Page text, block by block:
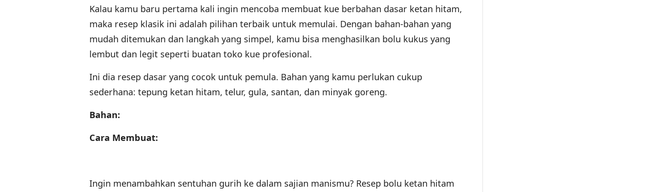
Kalau kamu baru pertama kali ingin mencoba membuat kue berbahan dasar ketan hitam,
maka resep klasik ini adalah pilihan terbaik untuk memulai. Dengan bahan-bahan yang
mudah ditemukan dan langkah yang simpel, kamu bisa menghasilkan bolu kukus yang
lembut dan legit seperti buatan toko kue profesional.
Ini dia resep dasar yang cocok untuk pemula. Bahan yang kamu perlukan cukup
sederhana: tepung ketan hitam, telur, gula, santan, dan minyak goreng.
Bahan:
Cara Membuat:
Ingin menambahkan sentuhan gurih ke dalam sajian manismu? Resep bolu ketan hitam